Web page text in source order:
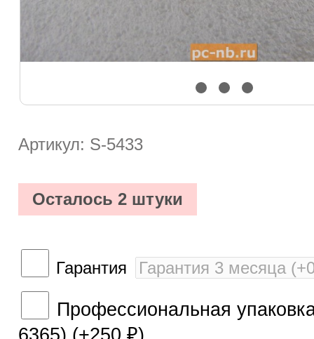
Артикул: S-5433
Осталось 2 штуки
Гарантия
Профессиональная
6365) (+250 ₽)